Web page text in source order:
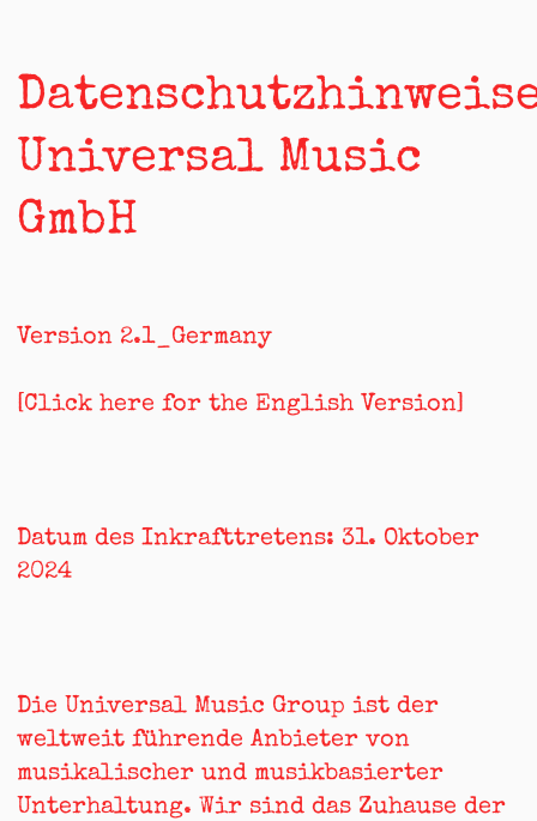
Universal Music
GmbH
Version 2.1_Germany
[Click here for the English Version]
Datum des Inkrafttretens: 31. Oktober
2024
Die Universal Music Group ist der
weltweit führende Anbieter von
musikalischer und musikbasierter
Unterhaltung. Wir sind das Zuhause der